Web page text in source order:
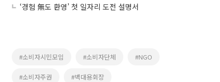
‘경험 無도 환영’ 첫 일자리 도전 설명서
#소비자시민모임 #소비자단체 #NGO
#소비자주권 #백대용회장